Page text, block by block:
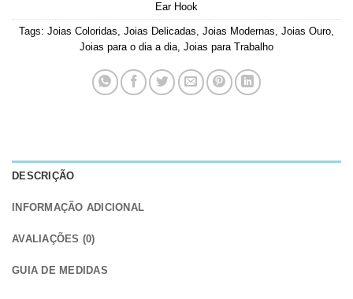
Ear Hook
Tags: Joias Coloridas, Joias Delicadas, Joias Modernas, Joias Ouro,
Joias para o dia a dia, Joias para Trabalho
DESCRIÇÃO
INFORMAÇÃO ADICIONAL
AVALIAÇÕES (0)
GUIA DE MEDIDAS